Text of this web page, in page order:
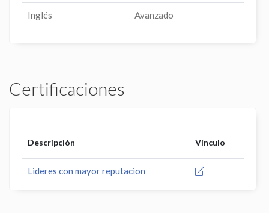
Certificaciones
Descripción Vínculo
Lideres con mayor reputacion
Inglés Avanzado